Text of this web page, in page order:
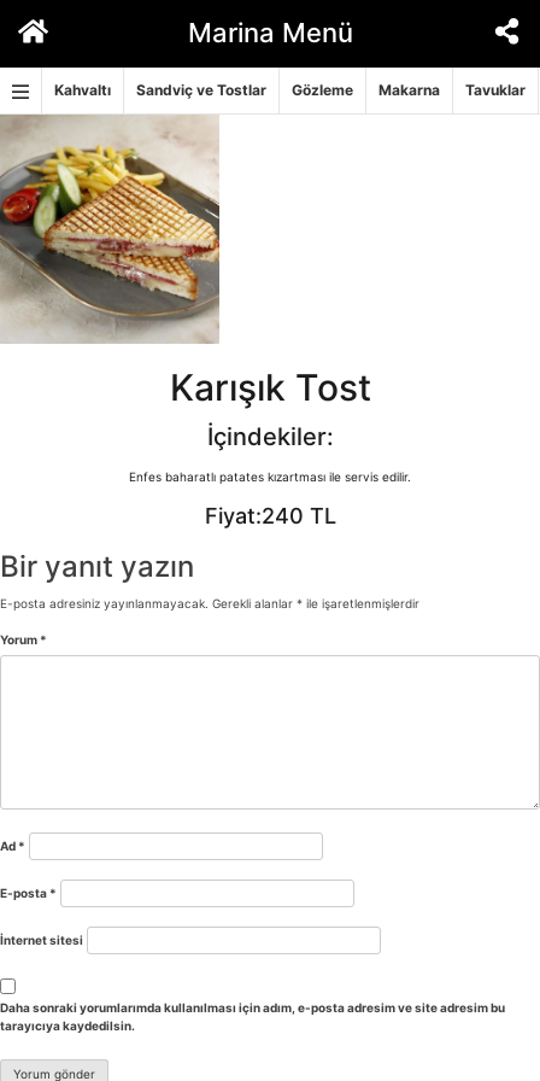
Marina Menü
Kahvaltı Sandviç ve Tostlar Gözleme Makarna Tavuklar
Karışık Tost
İçindekiler:
Enfes baharatlı patates kızartması ile servis edilir.
Fiyat:240 TL
Bir yanıt yazın
E-posta adresiniz yayınlanmayacak. Gerekli alanlar * ile işaretlenmişlerdir
Yorum *
Ad *
E-posta *
İnternet sitesi
Daha sonraki yorumlarımda kullanılması için adım, e-posta adresim ve site adresim bu
tarayıcıya kaydedilsin.